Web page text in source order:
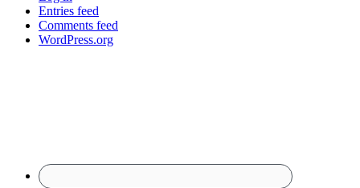
Entries feed
Comments feed
WordPress.org